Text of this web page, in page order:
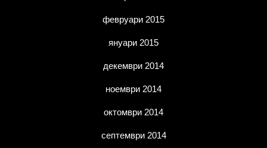
февруари 2015
януари 2015
декември 2014
ноември 2014
октомври 2014
септември 2014